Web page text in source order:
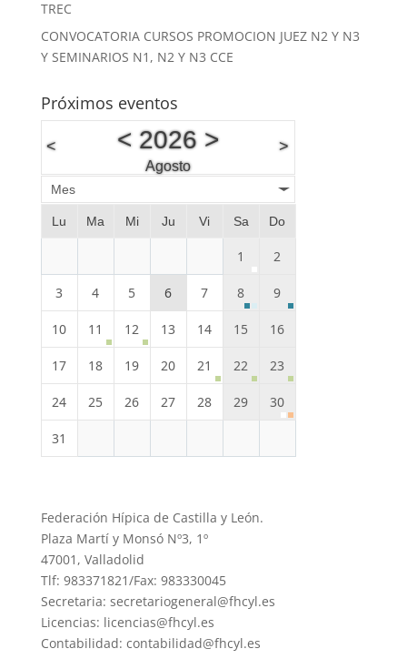
TREC
CONVOCATORIA CURSOS PROMOCION JUEZ N2 Y N3
Y SEMINARIOS N1, N2 Y N3 CCE
Próximos eventos
< < 2026>
Agosto
>
Mes
Lu Ma Mi Ju Vi Sa Do
1 2
3 4 5 6 7 8 9
10 11 12 13 14 15 16
17 18 19 20 21 22 23
24 25 26 27 28 29 30
31
Federación Hípica de Castilla y León.
Plaza Martí y Monsó Nº3, 1º
47001, Valladolid
Tlf: 983371821/Fax: 983330045
Secretaria: secretariogeneral@fhcyl.es
Licencias: licencias@fhcyl.es
Contabilidad: contabilidad@fhcyl.es